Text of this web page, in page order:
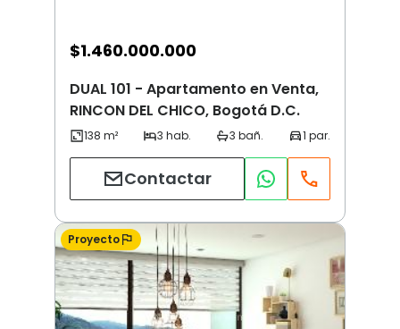
$1.460.000.000
DUAL 101 - Apartamento en Venta,
RINCON DEL CHICO, Bogotá D.C.
Contactar
Proyecto